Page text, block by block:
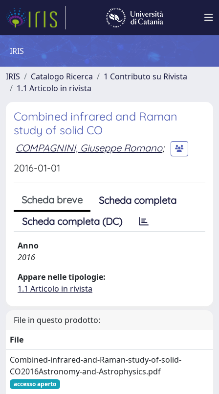
IRIS
IRIS Catalogo Ricerca
1 Contributo su Rivista
1.1 Articolo in rivista
Combined infrared and Raman
study of solid CO
COMPAGNINI, Giuseppe Romano;
2016-01-01
Scheda breve
Scheda completa
Scheda completa (DC)
Anno
2016
Appare nelle tipologie:
1.1 Articolo in rivista
File in questo prodotto:
File
Combined-infrared-and-Raman-study-of-solid-
CO2016Astronomy-and-Astrophysics.pdf
accesso aperto